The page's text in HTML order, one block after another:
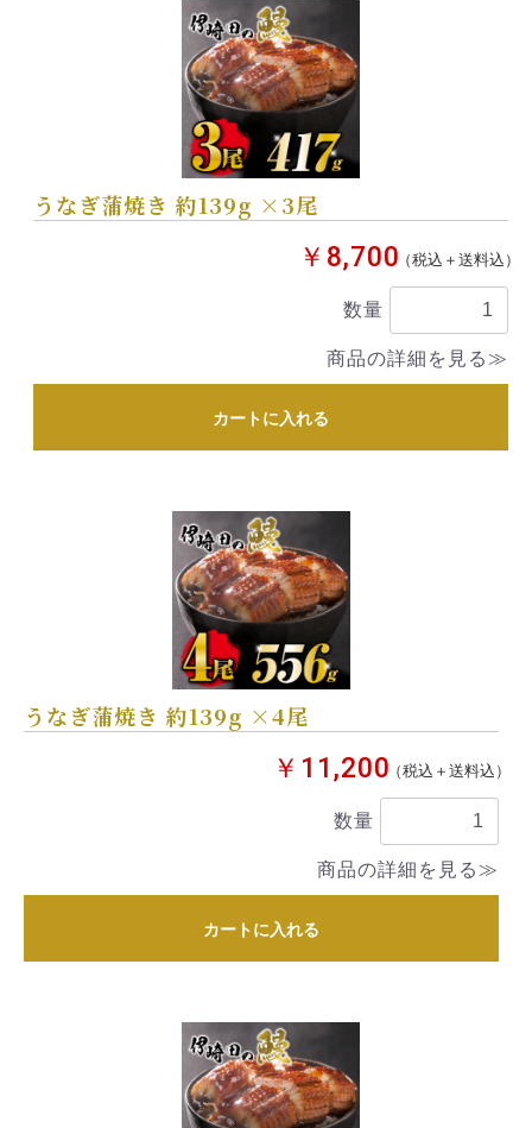
うなぎ蒲焼き 約139g ×3尾
￥8,700（税込＋送料込）
数量
商品の詳細を見る≫
カートに入れる
うなぎ蒲焼き 約139g ×4尾
￥11,200（税込＋送料込）
数量
商品の詳細を見る≫
カートに入れる